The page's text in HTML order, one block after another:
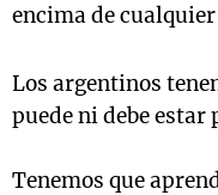
encima de
Los argentinos
puede ni debe estar
Tenemos que